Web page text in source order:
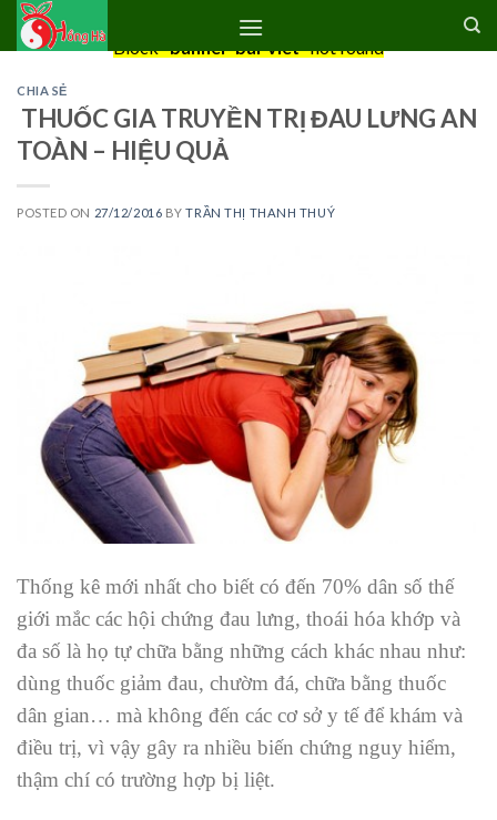
Skip
Block"banner-bai-viet"not found
CHIA SẺ
THUỐC GIA TRUYỀN TRỊ ĐAU LƯNG AN
TOÀN – HIỆU QUẢ
POSTED ON 27/12/2016 BYTRẦN THỊ THANH THUÝ
Thống kê mới nhất cho biết có đến 70% dân số thế
giới mắc các hội chứng đau lưng, thoái hóa khớp và
đa số là họ tự chữa bằng những cách khác nhau như:
dùng thuốc giảm đau, chườm đá, chữa bằng thuốc
dân gian… mà không đến các cơ sở y tế để khám và
điều trị, vì vậy gây ra nhiều biến chứng nguy hiểm,
thậm chí có trường hợp bị liệt.